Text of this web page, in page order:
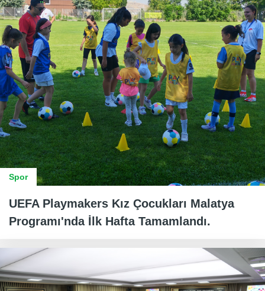
Spor
UEFA Playmakers Kız Çocukları Malatya
Programı'nda İlk Hafta Tamamlandı.